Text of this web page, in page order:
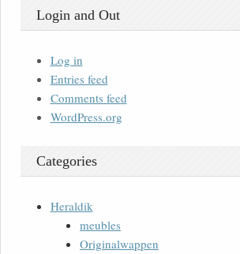
Login and Out
Log in
Entries feed
Comments feed
WordPress.org
Categories
Heraldik
meubles
Originalwappen